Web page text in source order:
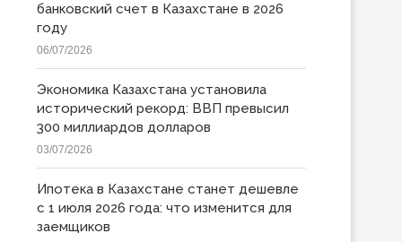
банковский счет в Казахстане в 2026
году
06/07/2026
Экономика Казахстана установила
исторический рекорд: ВВП превысил
300 миллиардов долларов
03/07/2026
Ипотека в Казахстане станет дешевле
с 1 июля 2026 года: что изменится для
заемщиков